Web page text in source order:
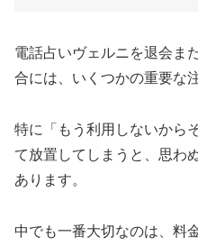
電話占いヴェルニを退会ま
合には、いくつかの重要な
特に「もう利用しないから
て放置してしまうと、思わ
あります。
中でも一番大切なのは、料